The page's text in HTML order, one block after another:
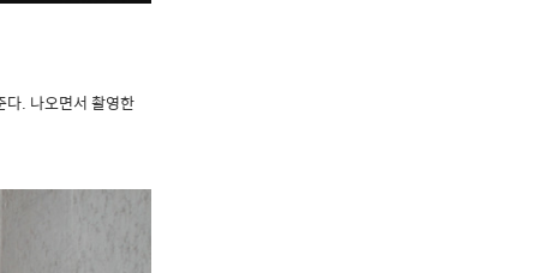
다. 나오면서 촬영한